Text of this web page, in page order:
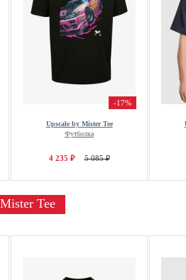
-17%
Upscale by Mister Tee
Футболка
4 235 ₽ 5 085 ₽
Tee